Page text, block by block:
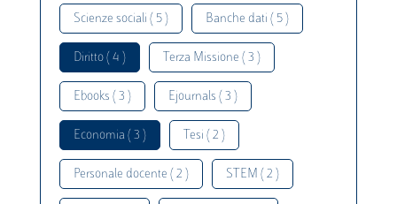
Scienze sociali ( 5 ) Banche dati ( 5 )
Diritto ( 4 ) Terza Missione ( 3 )
Ebooks ( 3 ) Ejournals ( 3 )
Economia ( 3 ) Tesi ( 2 )
Personale docente ( 2 ) STEM ( 2 )